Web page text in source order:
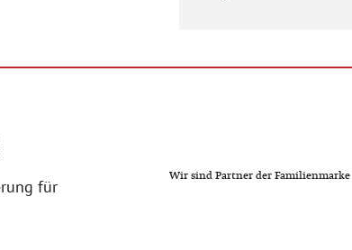
Wir sind Partner der Familienmarke